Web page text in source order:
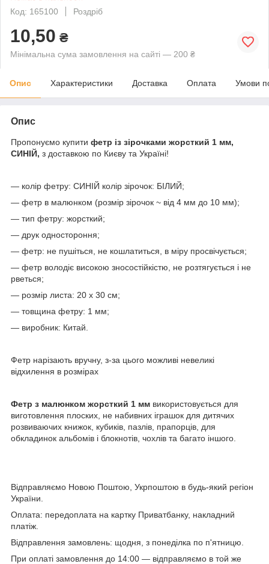
Код: 165100
Роздріб
10,50 ₴
Мінімальна сума замовлення на сайті — 200 ₴
Опис Характеристики Доставка Оплата Умови
Опис
Пропонуємо купити фетр із зірочками жорсткий 1 мм,
СИНІЙ, з доставкою по Києву та Україні!
— колір фетру: СИНІЙ колір зірочок: БІЛИЙ;
— фетр в малюнком (розмір зірочок ~ від 4 мм до 10 мм);
— тип фетру: жорсткий;
— друк одностороння;
— фетр: не пушіться, не кошлатиться, в міру просвічується;
— фетр володіє високою зносостійкістю, не розтягується і не
рветься;
— розмір листа: 20 х 30 см;
— товщина фетру: 1 мм;
— виробник: Китай.
Фетр нарізають вручну, з-за цього можливі невеликі
відхилення в розмірах
Фетр з малюнком жорсткий 1 мм використовується для
виготовлення плоских, не набивних іграшок для дитячих
розвиваючих книжок, кубиків, пазлів, прапорців, для
обкладинок альбомів і блокнотів, чохлів та багато іншого.
Відправляємо Новою Поштою, Укрпоштою в будь-який регіон
України.
Оплата: передоплата на картку Приватбанку, накладний
платіж.
Відправлення замовлень: щодня, з понеділка по п'ятницю.
При оплаті замовлення до 14:00 — відправляємо в той же